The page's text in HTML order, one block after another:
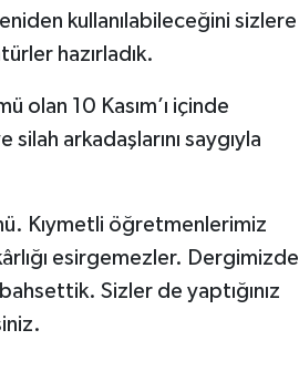
kullanılabileceğini sizlere
hazırladık.
olan 10 Kasım’ı içinde
arkadaşlarını saygıyla
Kıymetli öğretmenlerimiz
esirgemezler. Dergimizde
Sizler de yaptığınız